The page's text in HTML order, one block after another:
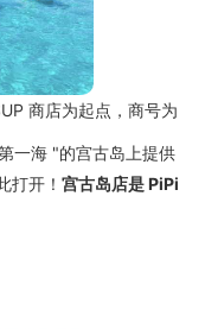
商店为起点，商号为
一海 "的宫古岛上提供
打开！ 宫古岛店是 PiPi